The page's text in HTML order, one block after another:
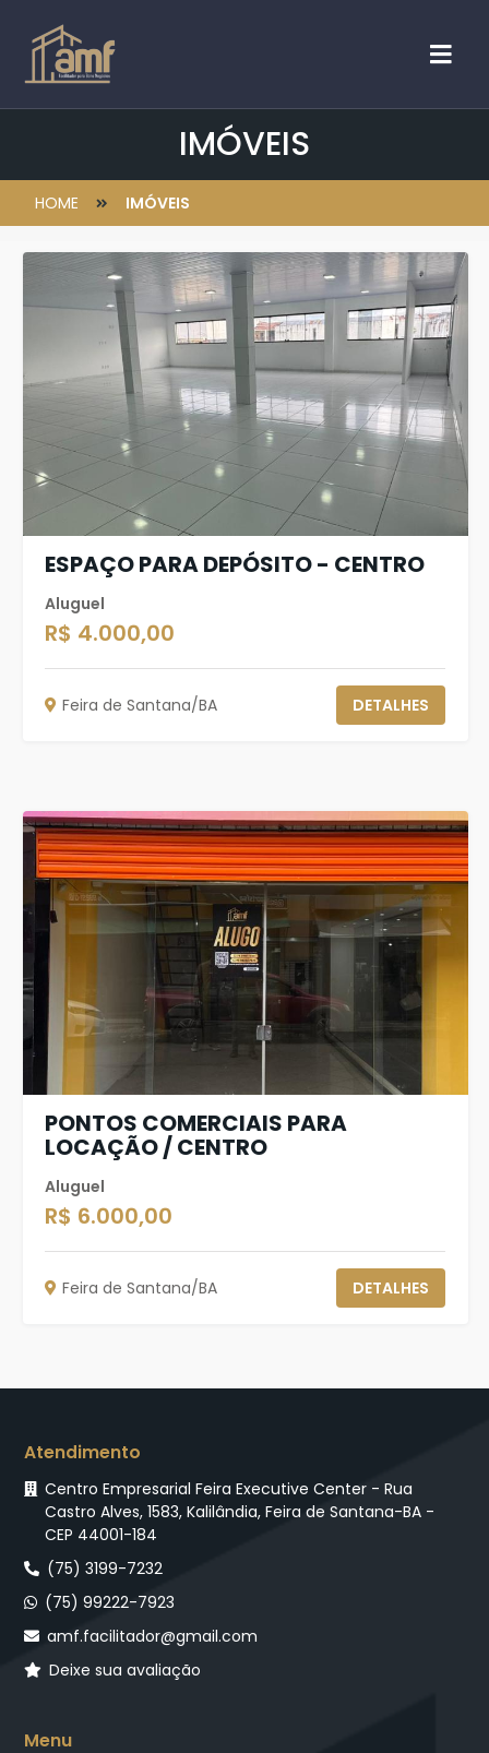
IMÓVEIS
HOME IMÓVEIS
ESPAÇO PARA DEPÓSITO - CENTRO
Aluguel
R$ 4.000,00
Feira de Santana/BA DETALHES
PONTOS COMERCIAIS PARA
LOCAÇÃO / CENTRO
Aluguel
R$ 6.000,00
Feira de Santana/BA DETALHES
Atendimento
Centro Empresarial Feira Executive Center - Rua
Castro Alves, 1583, Kalilândia, Feira de Santana-BA -
CEP 44001-184
(75) 3199-7232
(75) 99222-7923
amf.facilitador@gmail.com
Deixe sua avaliação
Menu